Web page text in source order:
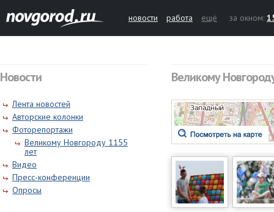
новости работа ещё за окном:
Новости
Лента новостей
Авторские колонки
Фоторепортажи
Великому Новгороду 1155
лет
Видео
Пресс-конференции
Опросы
Великому